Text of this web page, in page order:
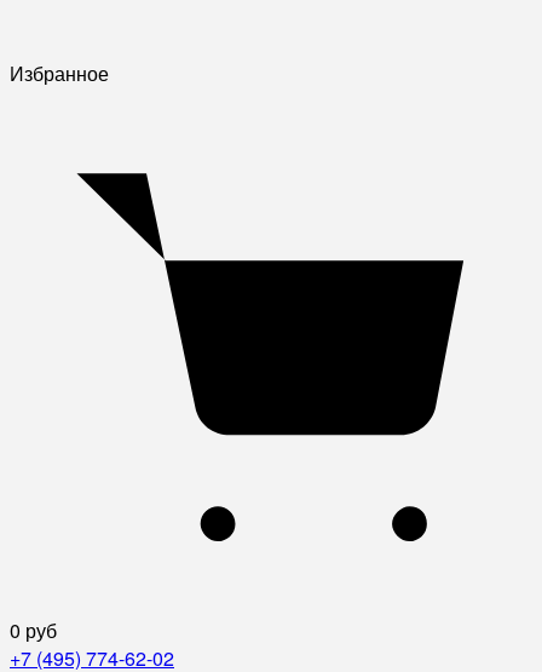
Избранное
0 руб
+7 (495) 774-62-02